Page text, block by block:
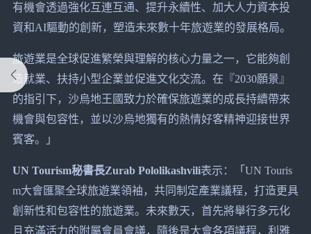
有機會透過強化互連互通、提升永續性、加大人力資本投
資和AI驅動的創新，塑造未來數十年旅遊業的發展格局。
旅遊業是全球促進繁榮與理解的核心力量之一，它能夠創
造就業、扶持小型企業並促進文化交流。在『2030願景』
的指引下，沙烏地王國致力於確保旅遊業的成長持續帶來
機會與包容性，並以沙烏地獨有的熱情好客精神迎接世界
賓客。」
UN Tourism秘書長Zurab Pololikashvili表示：「UN Touris
m大會匯聚全球旅遊業領袖，共同制定產業議程，打造更具
創新性和包容性的旅遊業。未來數天，首先將舉行多元化
且充滿活力的附屬會員會議，隨後是大會各項議程，利雅